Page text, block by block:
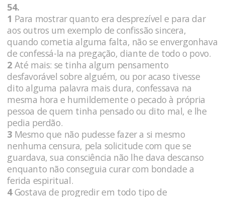
54.
1 Para mostrar quanto era desprezível e para dar
aos outros um exemplo de confissão sincera,
quando cometia alguma falta, não se envergonhava
de confessá-la na pregação, diante de todo o povo.
2 Até mais: se tinha algum pensamento
desfavorável sobre alguém, ou por acaso tivesse
dito alguma palavra mais dura, confessava na
mesma hora e humildemente o pecado à própria
pessoa de quem tinha pensado ou dito mal, e lhe
pedia perdão.
3 Mesmo que não pudesse fazer a si mesmo
nenhuma censura, pela solicitude com que se
guardava, sua consciência não lhe dava descanso
enquanto não conseguia curar com bondade a
ferida espiritual.
4Gostava de progredir em todo tipo de